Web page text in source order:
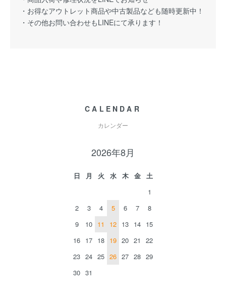
・お得なアウトレット商品や中古製品なども随時更新中！
・その他お問い合わせもLINEにて承ります！
CALENDAR
カレンダー
2026年8月
日 月 火 水 木 金
土
1
2
3 4 5 6 7
8
9
10 11 12 13 14 15
16 17 18 19 20 21
22
23 24 25 26 27 28 29
30 31